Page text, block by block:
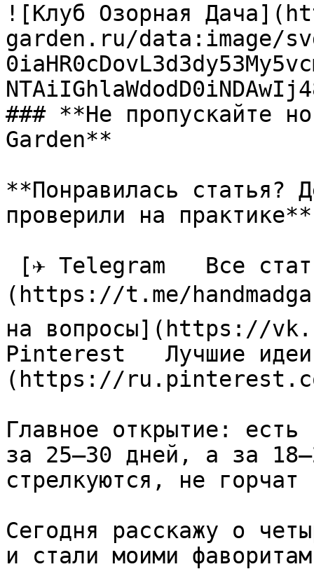
![Клуб Озорная
garden.ru/data:image/
### **Не пропускайте
Garden**
**Понравилась статья?
проверили на практике**
(https://t.me/
на вопросы](https://
Pinterest   Лучшие
(https://
Главное открытие:
за 25–30 дней, а за
стрелкуются, не
Сегодня расскажу о
и стали моими